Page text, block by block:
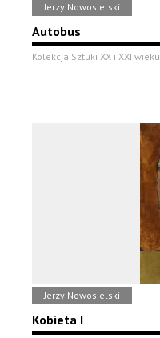
Jerzy Nowosielski
Autobus
Kolekcja Sztuki XX i XXI wieku
Jerzy Nowosielski
Kobieta I